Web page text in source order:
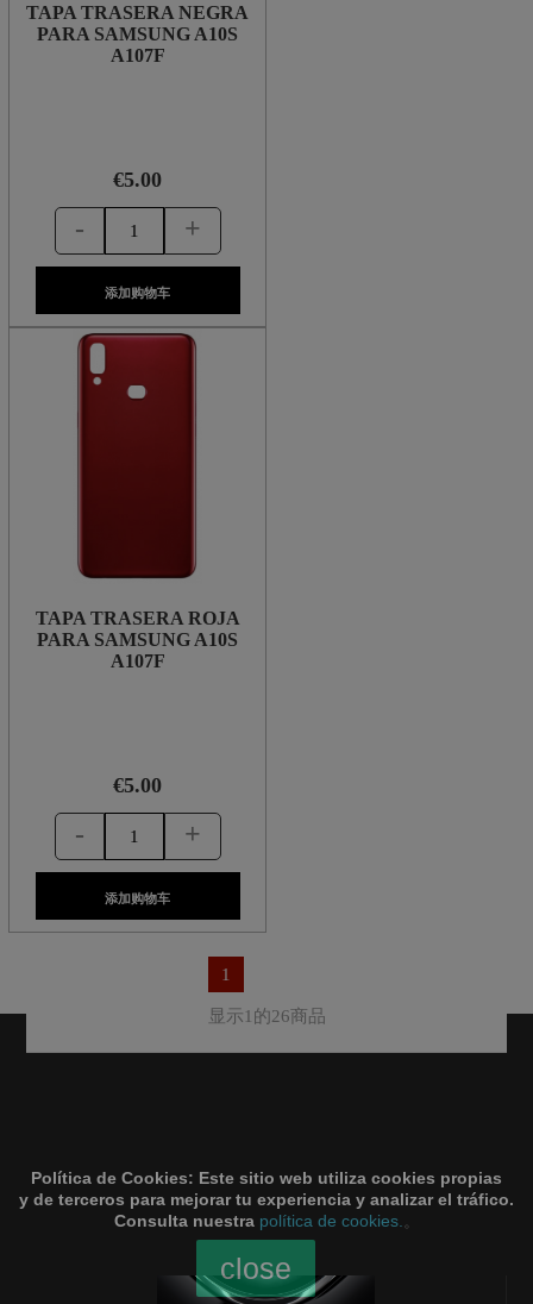
TAPA TRASERA NEGRA
PARA SAMSUNG A10S
A107F
€5.00
- +
添加购物车
TAPA TRASERA ROJA
PARA SAMSUNG A10S
A107F
€5.00
- +
添加购物车
1
显示1的26商品
Política de Cookies: Este sitio web utiliza cookies propias
y de terceros para mejorar tu experiencia y analizar el tráfico.
Consulta nuestra política de cookies. 。
close